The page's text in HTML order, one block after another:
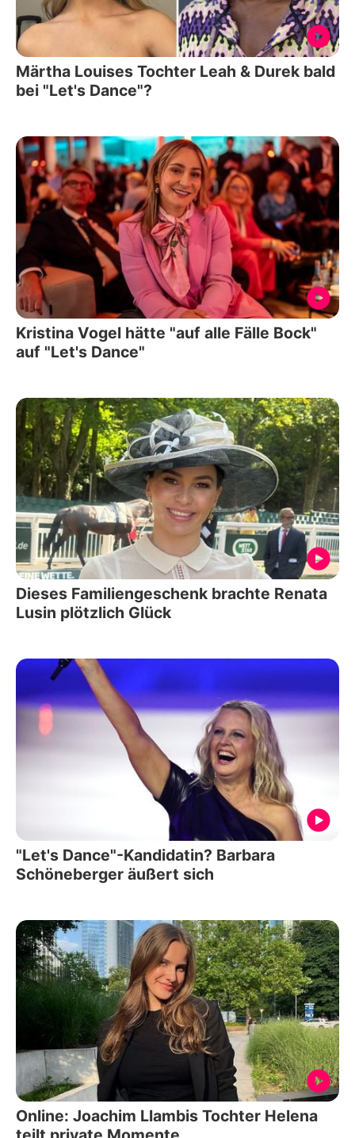
Märtha Louises Tochter Leah & Durek bald
bei "Let's Dance"?
Kristina Vogel hätte "auf alle Fälle Bock"
auf "Let's Dance"
Dieses Familiengeschenk brachte Renata
Lusin plötzlich Glück
"Let's Dance"-Kandidatin? Barbara
Schöneberger äußert sich
Online: Joachim Llambis Tochter Helena